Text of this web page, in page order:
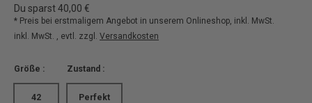
Du sparst 40,00 €
* Preis bei erstmaligem Angebot in unserem Onlineshop, inkl. MwSt.
inkl. MwSt. , evtl. zzgl. Versandkosten
Größe :
42
Zustand :
Perfekt